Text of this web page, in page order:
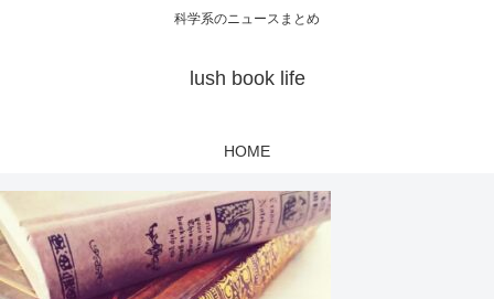
科学系のニュースまとめ
lush book life
HOME